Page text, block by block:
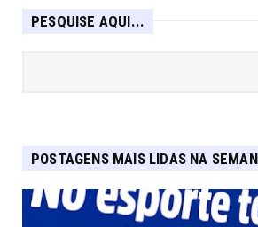
PESQUISE AQUI...
POSTAGENS MAIS LIDAS NA